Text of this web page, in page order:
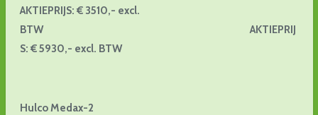
AKTIEPRIJS: € 3510,- excl.
BTW AKTIEPRIJ
S: € 5930,- excl. BTW
Hulco Medax-2